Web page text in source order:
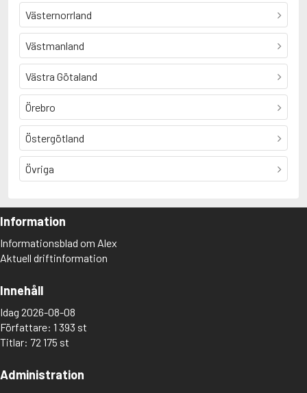
Västernorrland
Västmanland
Västra Götaland
Örebro
Östergötland
Övriga
Information
Informationsblad om Alex
Aktuell driftinformation
Innehåll
Idag 2026-08-08
Författare: 1 393 st
Titlar: 72 175 st
Administration